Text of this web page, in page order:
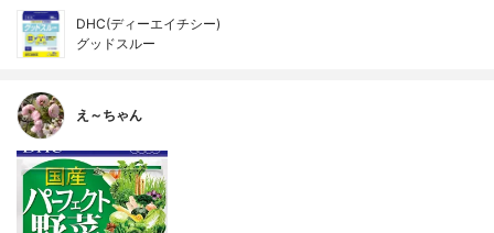
DHC(ディーエイチシー)
グッドスルー
え～ちゃん